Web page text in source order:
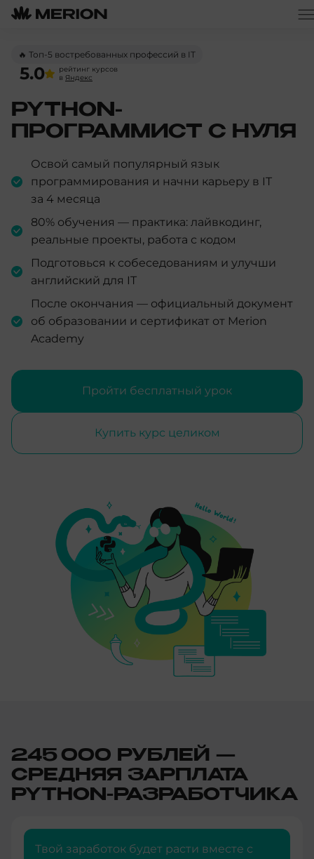
🔥 Топ-5 востребованных профессий в IT
5.0
рейтинг курсов
в Яндекс
PYTHON-
ПРОГРАММИСТ С НУЛЯ
Освой самый популярный язык
программирования и начни карьеру в IT
за 4 месяца
80% обучения — практика: лайвкодинг,
реальные проекты, работа с кодом
Подготовься к собеседованиям и улучши
английский для IT
После окончания — официальный документ
об образовании и сертификат от Merion
Academy
Пройти бесплатный урок
Купить курс целиком
245 000 РУБЛЕЙ —
СРЕДНЯЯ ЗАРПЛАТА
PYTHON-РАЗРАБОТЧИКА
Твой заработок будет расти вместе с